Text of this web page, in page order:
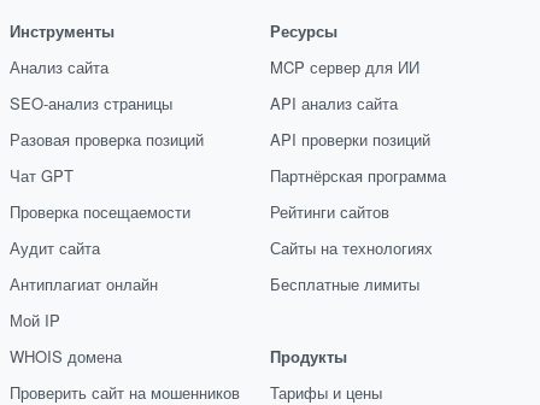
Инструменты
Анализ сайта
SEO-анализ страницы
Разовая проверка позиций
Чат GPT
Проверка посещаемости
Аудит сайта
Антиплагиат онлайн
Мой IP
WHOIS домена
Проверить сайт на мошенников
Ресурсы
MCP сервер для ИИ
API анализ сайта
API проверки позиций
Партнёрская программа
Рейтинги сайтов
Сайты на технологиях
Бесплатные лимиты
Продукты
Тарифы и цены